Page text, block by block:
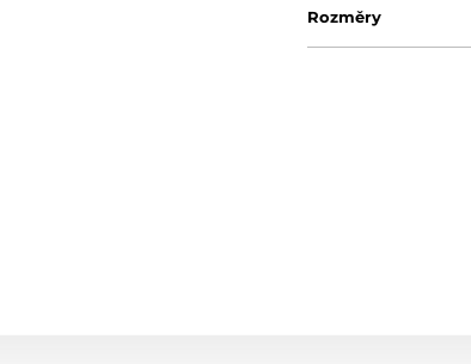
Rozměry